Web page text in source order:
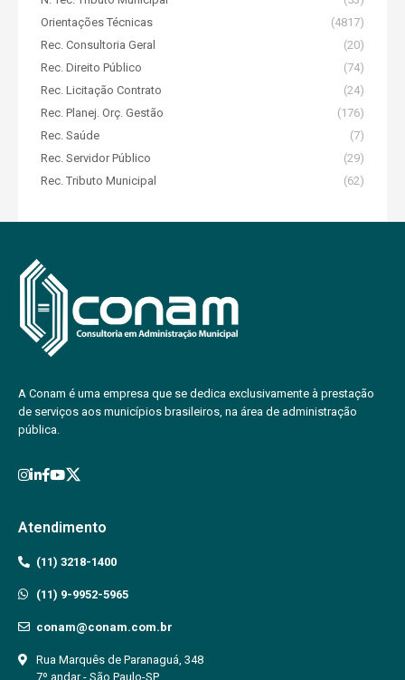
Orientações Técnicas
(4817)
Rec. Consultoria Geral
(20)
Rec. Direito Público
(74)
Rec. Licitação Contrato
(24)
Rec. Planej. Orç. Gestão
(176)
Rec. Saúde
(7)
Rec. Servidor Público
(29)
Rec. Tributo Municipal
(62)
A Conam é uma empresa que se dedica exclusivamente à prestação
de serviços aos municípios brasileiros, na área de administração
pública.
Atendimento
(11) 3218-1400
(11) 9-9952-5965
conam@conam.com.br
Rua Marquês de Paranaguá, 348
7º andar - São Paulo-SP